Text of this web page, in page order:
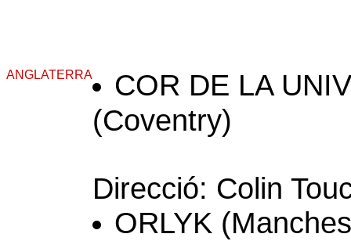
ANGLATERRA COR DE LA
(Coventry)
Direcció: Colin
ORLYK